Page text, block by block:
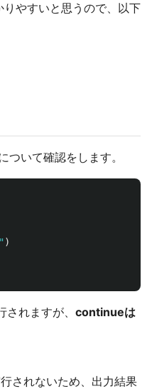
やすいと思うので、以下
いて確認をします。
" )
れますが、 continueは
されないため、出力結果